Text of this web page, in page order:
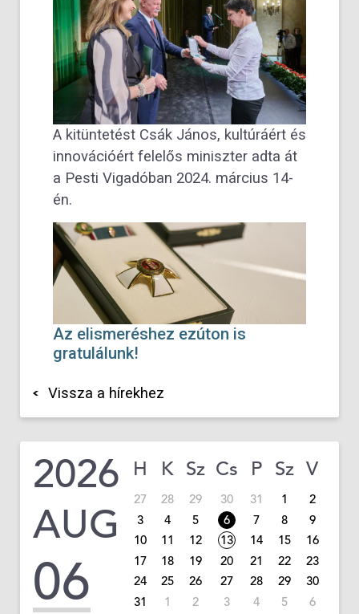
A kitüntetést Csák János, kultúráért és
innovációért felelős miniszter adta át
a Pesti Vigadóban 2024. március 14-
én.
Az elismeréshez ezúton is
gratulálunk!
Vissza a hírekhez
2026
AUG
06
H K Sz Cs P Sz V
27 28 29 30 31 1
2
3
4 5 6 7 8
9
10
11 12 13 14 15
16
17
18 19 20 21 22
23
24
25 26 27 28 29
30
31
1 2 3 4 5 6